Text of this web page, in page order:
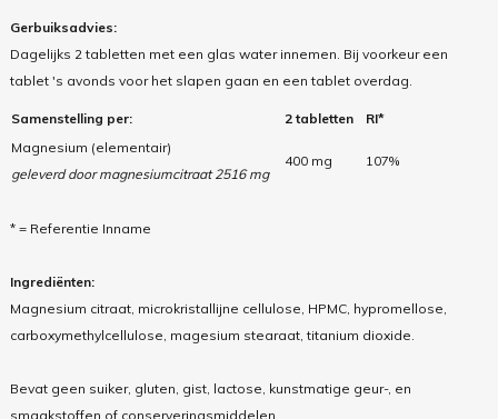
Gerbuiksadvies:
Dagelijks 2 tabletten met een glas water innemen. Bij voorkeur een
tablet 's avonds voor het slapen gaan en een tablet overdag.
Samenstelling per: 2 tabletten
RI*
Magnesium (elementair)
geleverd door magnesiumcitraat 2516 mg
400 mg 107%
* = Referentie Inname
Ingrediënten:
Magnesium citraat, microkristallijne cellulose, HPMC, hypromellose,
carboxymethylcellulose, magesium stearaat, titanium dioxide.
Bevat geen suiker, gluten, gist, lactose, kunstmatige geur-, en
smaakstoffen of conserveringsmiddelen.